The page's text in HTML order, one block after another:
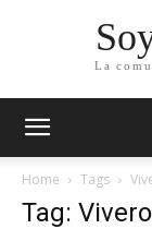
La
Home Tags
Tag: